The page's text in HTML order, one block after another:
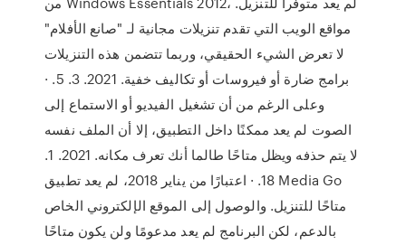
مواقع الويب التي تقدم تنزيلات مجانية لـ "صانع الأفلام"
لا تعرض الشيء الحقيقي، وربما تتضمن هذه التنزيلات
برامج ضارة أو فيروسات أو تكاليف خفية. 2021. 3. 5. ·
وعلى الرغم من أن تشغيل الفيديو أو الاستماع إلى
الصوت لم يعد ممكنًا داخل التطبيق، إلا أن الملف نفسه
لا يتم حذفه ويظل متاحًا طالما أنك تعرف مكانه. 2021. 1.
18. · اعتبارًا من يناير 2018، لم يعد تطبيق Media Go
متاحًا للتنزيل. والوصول إلى الموقع الإلكتروني الخاص
بالدعم، لكن البرنامج لم يعد مدعومًا ولن يكون متاحًا